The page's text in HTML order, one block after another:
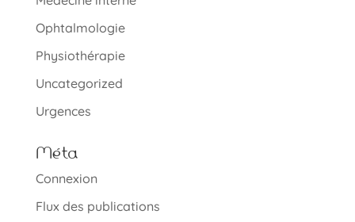
Ophtalmologie
Physiothérapie
Uncategorized
Urgences
Méta
Connexion
Flux des publications